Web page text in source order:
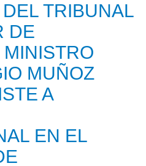
TRIBUNAL
DE
MUÑOZ
A
EN EL